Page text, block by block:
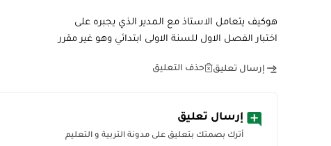
هوكيف يتعامل الاستاذ مع المدير الذي يجبره على
اختبار الفصل الاول للسنة الاولى ابتدائي وهو غير مقرر
إرسال تعليق حذف التعليق
إرسال تعليق
أترك بصمتك بتعليق على مدونة التربية و التعليم